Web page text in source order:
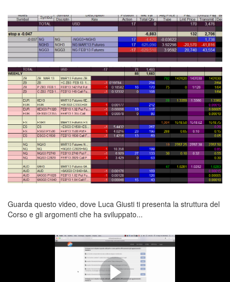
Guarda questo video, dove Luca Giusti ti presenta la struttura del
Corso e gli argomenti che ha sviluppato...
LA STRUTTURA DEL CORSO
THE OPTIONS EDGE